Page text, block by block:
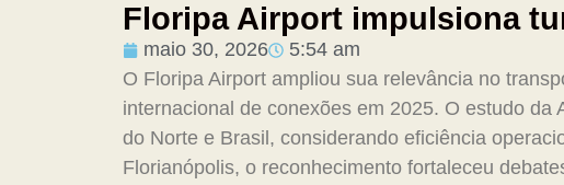
Floripa Airport impulsiona
maio 30, 2026
5:54 am
O Floripa Airport ampliou sua relevância no
internacional de conexões em 2025. O estudo
do Norte e Brasil, considerando eficiência
Florianópolis, o reconhecimento fortaleceu